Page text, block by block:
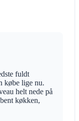
fuldt
købe lige nu.
helt nede på
køkken,